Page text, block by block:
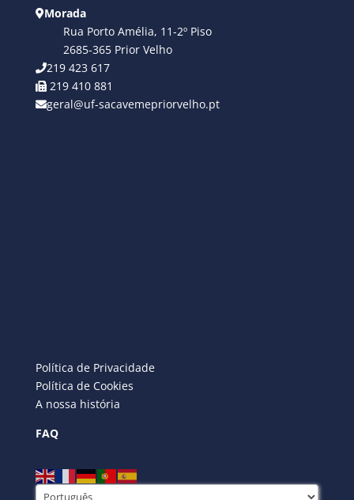
Morada
Rua Porto Amélia, 11-2º Piso
2685-365 Prior Velho
219 423 617
219 410 881
geral@uf-sacavemepriorvelho.pt
Política de Privacidade
Política de Cookies
A nossa história
FAQ